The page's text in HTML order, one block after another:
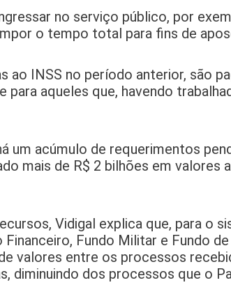
no serviço público, por
o tempo total para fins de
ao INSS no período anterior, são
aqueles que, havendo
um acúmulo de requerimentos
mais de R$ 2 bilhões em valores
Vidigal explica que, para o
Fundo Militar e Fundo
valores entre os processos
diminuindo dos processos que o